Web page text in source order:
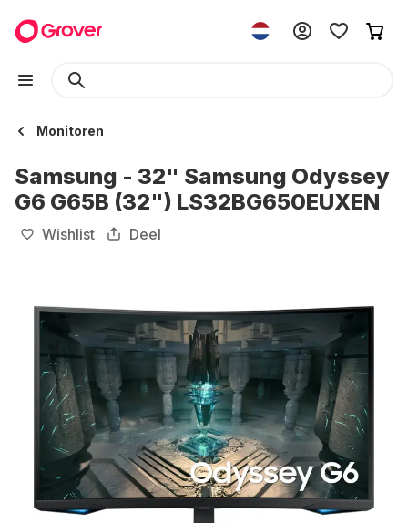
Monitoren
Samsung - 32" Samsung Odyssey
G6 G65B (32") LS32BG650EUXEN
Wishlist Deel